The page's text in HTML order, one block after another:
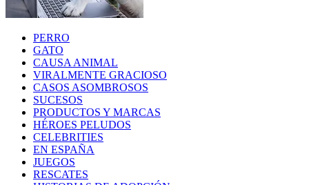
PERRO
GATO
CAUSA ANIMAL
VIRALMENTE GRACIOSO
CASOS ASOMBROSOS
SUCESOS
PRODUCTOS Y MARCAS
HÉROES PELUDOS
CELEBRITIES
EN ESPAÑA
JUEGOS
RESCATES